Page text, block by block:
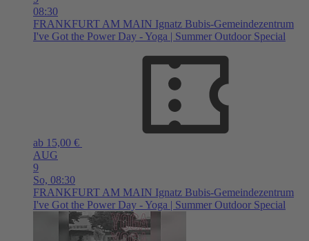
08:30
FRANKFURT AM MAIN Ignatz Bubis-Gemeindezentrum
I've Got the Power Day - Yoga | Summer Outdoor Special
ab 15,00 €
AUG
9
So, 08:30
FRANKFURT AM MAIN Ignatz Bubis-Gemeindezentrum
I've Got the Power Day - Yoga | Summer Outdoor Special